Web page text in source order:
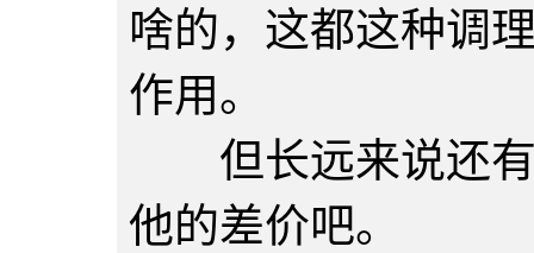
啥的，这都这种调
作用。
但长远来说还有
他的差价吧。